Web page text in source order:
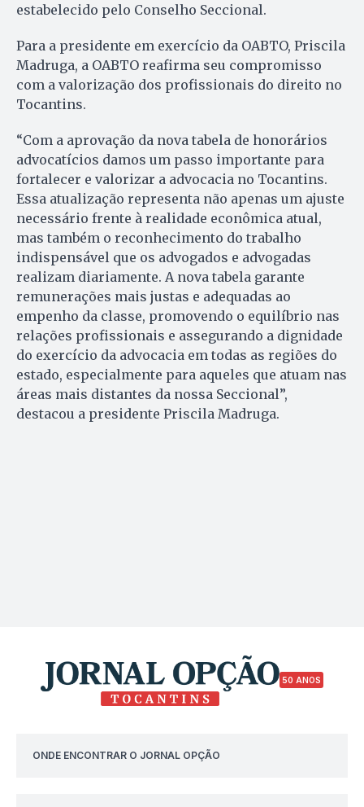
estabelecido pelo Conselho Seccional.
Para a presidente em exercício da OABTO, Priscila
Madruga, a OABTO reafirma seu compromisso
com a valorização dos profissionais do direito no
Tocantins.
“Com a aprovação da nova tabela de honorários
advocatícios damos um passo importante para
fortalecer e valorizar a advocacia no Tocantins.
Essa atualização representa não apenas um ajuste
necessário frente à realidade econômica atual,
mas também o reconhecimento do trabalho
indispensável que os advogados e advogadas
realizam diariamente. A nova tabela garante
remunerações mais justas e adequadas ao
empenho da classe, promovendo o equilíbrio nas
relações profissionais e assegurando a dignidade
do exercício da advocacia em todas as regiões do
estado, especialmente para aqueles que atuam nas
áreas mais distantes da nossa Seccional”,
destacou a presidente Priscila Madruga.
50 ANOS
ONDE ENCONTRAR O JORNAL OPÇÃO